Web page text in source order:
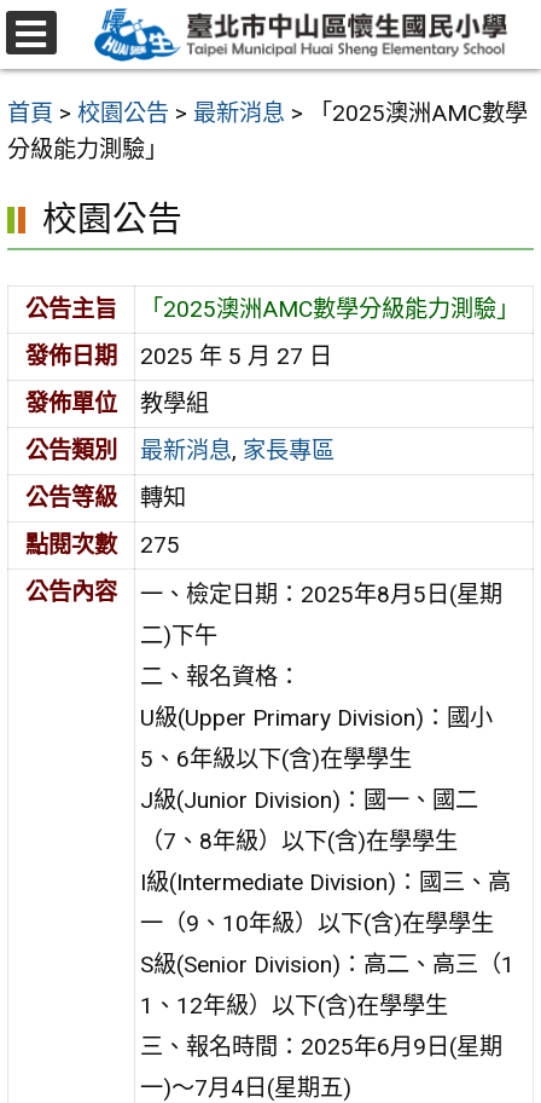
跳
至
要
內
區
首頁 > 校園公告 > 最新消息 >
「2025澳洲AMC數學
分級能力測驗」
校園公告
公告主旨
「2025澳洲AMC數學分級能力測驗」
發佈日期
2025 年 5 月 27 日
發佈單位
教學組
公告類別
最新消息, 家長專區
公告等級
轉知
點閱次數
275
公告內容
一、檢定日期：2025年8月5日(星期
二)下午
二、報名資格：
U級(Upper Primary Division)：國小
5、6年級以下(含)在學學生
J級(Junior Division)：國一、國二
（7、8年級）以下(含)在學學生
I級(Intermediate Division)：國三、高
一（9、10年級）以下(含)在學學生
S級(Senior Division)：高二、高三（1
1、12年級）以下(含)在學學生
三、報名時間：2025年6月9日(星期
一)～7月4日(星期五)
選
單